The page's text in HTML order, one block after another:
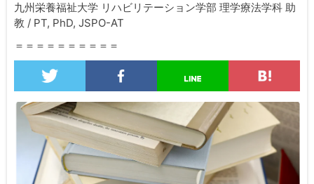
九州栄養福祉大学 リハビリテーション学部 理学療法学科 助
教 / PT, PhD, JSPO-AT
＝＝＝＝＝＝＝＝＝＝